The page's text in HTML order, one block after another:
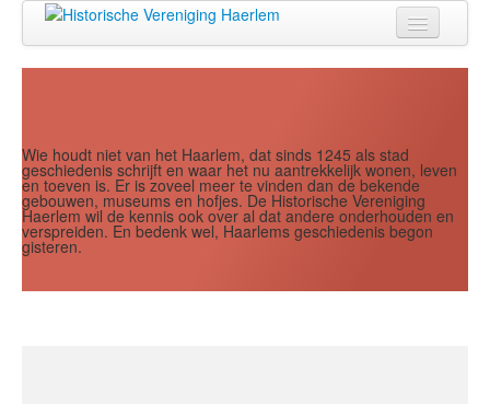
Zien
Lezen
Over ons
Wie houdt niet van het Haarlem, dat sinds 1245 als stad
geschiedenis schrijft en waar het nu aantrekkelijk wonen, leven
en toeven is. Er is zoveel meer te vinden dan de bekende
gebouwen, museums en hofjes. De Historische Vereniging
Haerlem wil de kennis ook over al dat andere onderhouden en
verspreiden. En bedenk wel, Haarlems geschiedenis begon
gisteren.
Jaar Maand Jaar
Maand